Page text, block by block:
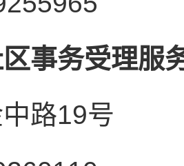
事务受理服
路19号